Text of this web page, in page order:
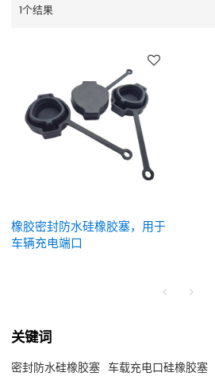
1个结果
橡胶密封防水硅橡胶塞，用于
车辆充电端口
关键词
密封防水硅橡胶塞 车载充电口硅橡胶塞